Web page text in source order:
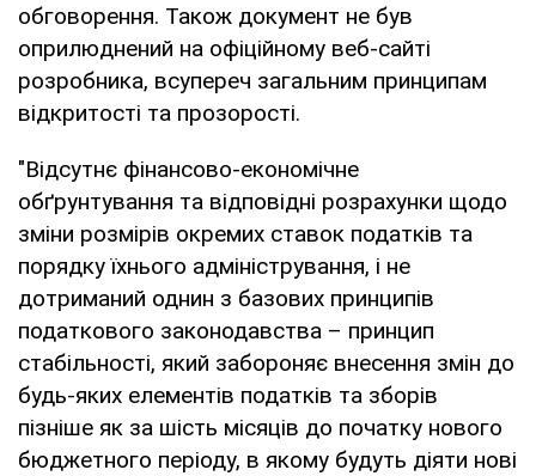
обговорення. Також документ не був
оприлюднений на офіційному веб-сайті
розробника, всупереч загальним принципам
відкритості та прозорості.
"Відсутнє фінансово-економічне
обґрунтування та відповідні розрахунки щодо
зміни розмірів окремих ставок податків та
порядку їхнього адміністрування, і не
дотриманий однин з базових принципів
податкового законодавства – принцип
стабільності, який забороняє внесення змін до
будь-яких елементів податків та зборів
пізніше як за шість місяців до початку нового
бюджетного періоду, в якому будуть діяти нові